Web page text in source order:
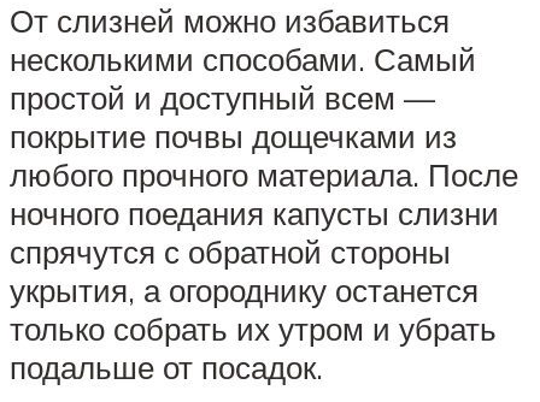
От слизней можно избавиться
несколькими способами. Самый
простой и доступный всем —
покрытие почвы дощечками из
любого прочного материала. После
ночного поедания капусты слизни
спрячутся с обратной стороны
укрытия, а огороднику останется
только собрать их утром и убрать
подальше от посадок.